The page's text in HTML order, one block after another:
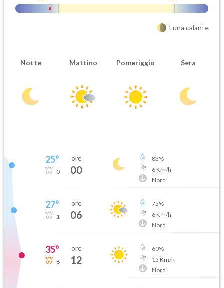
Luna calante
Notte Mattino Pomeriggio Sera
25°
0
ore
00
83%
6Km/h
Nord
27°
1
ore
06
75%
6Km/h
Nord
35°
6
ore
12
60%
15 Km/h
Nord